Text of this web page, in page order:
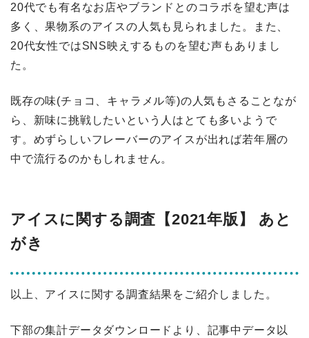
20代でも有名なお店やブランドとのコラボを望む声は
多く、果物系のアイスの人気も見られました。また、
20代女性ではSNS映えするものを望む声もありまし
た。
既存の味(チョコ、キャラメル等)の人気もさることなが
ら、新味に挑戦したいという人はとても多いようで
す。めずらしいフレーバーのアイスが出れば若年層の
中で流行るのかもしれません。
アイスに関する調査【2021年版】 あと
がき
以上、アイスに関する調査結果をご紹介しました。
下部の集計データダウンロードより、記事中データ以